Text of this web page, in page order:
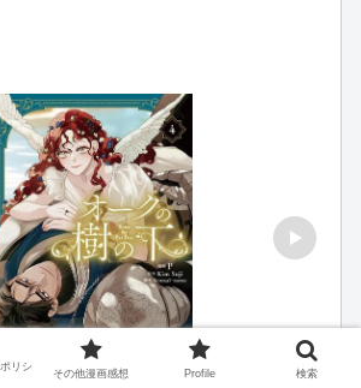
リシ
その他漫画感想 Profile 検索